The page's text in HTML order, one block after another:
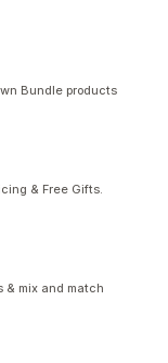
Bundle products
& Free Gifts.
& mix and match